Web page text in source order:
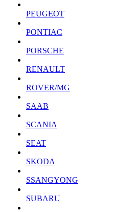
PEUGEOT
PONTIAC
PORSCHE
RENAULT
ROVER/MG
SAAB
SCANIA
SEAT
SKODA
SSANGYONG
SUBARU